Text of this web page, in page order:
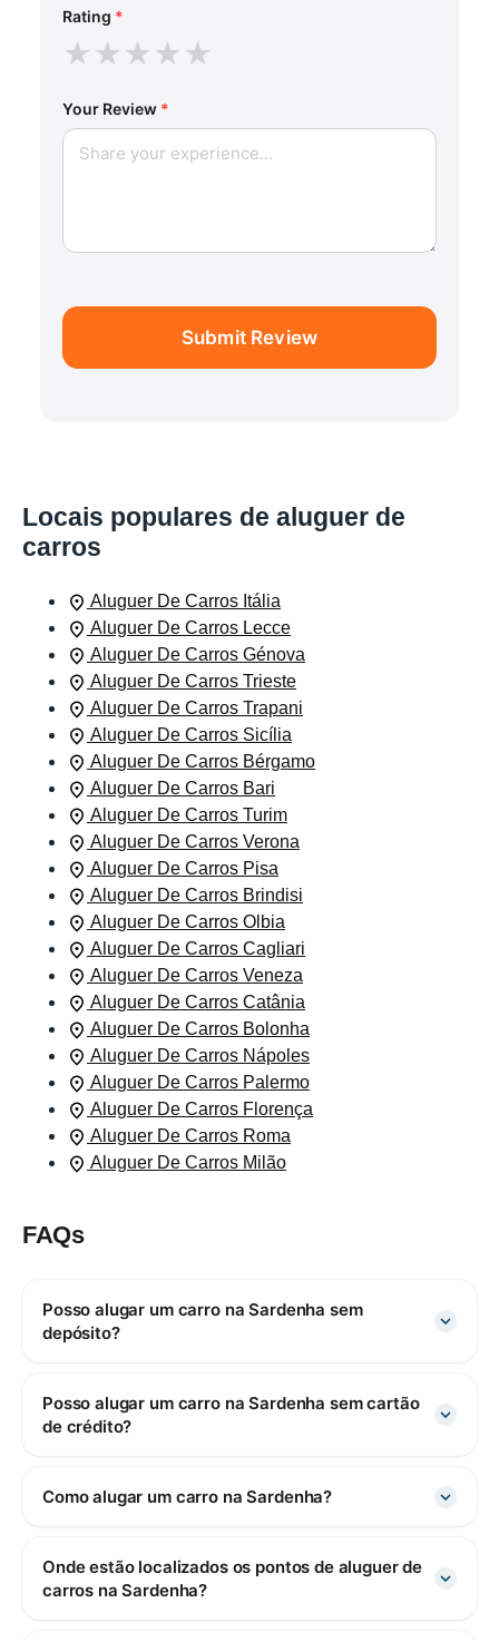
Rating *
★★★★★
Your Review *
Submit Review
Locais populares de aluguer de
carros
Aluguer De Carros Itália
Aluguer De Carros Lecce
Aluguer De Carros Génova
Aluguer De Carros Trieste
Aluguer De Carros Trapani
Aluguer De Carros Sicília
Aluguer De Carros Bérgamo
Aluguer De Carros Bari
Aluguer De Carros Turim
Aluguer De Carros Verona
Aluguer De Carros Pisa
Aluguer De Carros Brindisi
Aluguer De Carros Olbia
Aluguer De Carros Cagliari
Aluguer De Carros Veneza
Aluguer De Carros Catânia
Aluguer De Carros Bolonha
Aluguer De Carros Nápoles
Aluguer De Carros Palermo
Aluguer De Carros Florença
Aluguer De Carros Roma
Aluguer De Carros Milão
FAQs
Posso alugar um carro na Sardenha sem
depósito?
Posso alugar um carro na Sardenha sem cartão
de crédito?
Como alugar um carro na Sardenha?
Onde estão localizados os pontos de aluguer de
carros na Sardenha?